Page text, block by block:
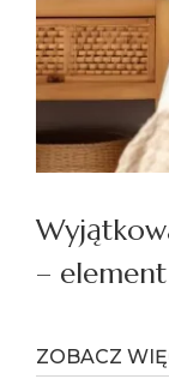
–
ZOBACZ